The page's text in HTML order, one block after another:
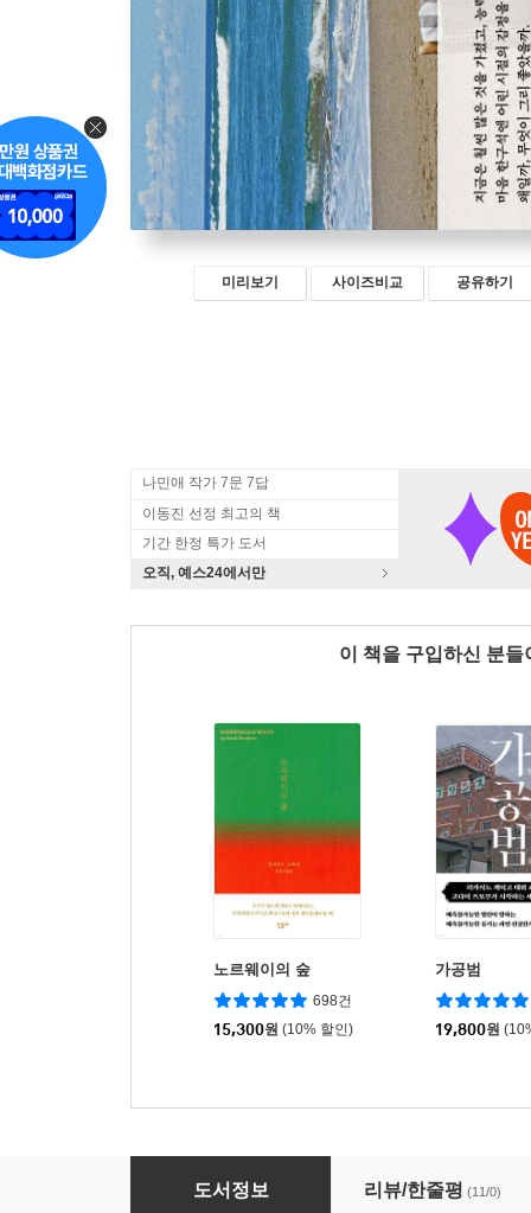
미리보기 사이즈비교 공유하기
나민애 작가 7문 7답
이동진 선정 최고의 책
기간 한정 특가 도서
오직, 예스24에서만
이 책을 구입하신 분
노르웨이의 숲
698건
15,300원 (10% 할인)
가공범
19,800원
여유를 훔치는 방법
도서정보 리뷰/한줄평 (11/0)